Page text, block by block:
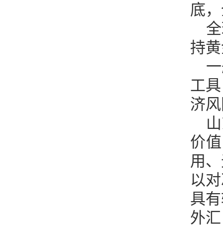
底
持
工
济
价
用
以
具
外